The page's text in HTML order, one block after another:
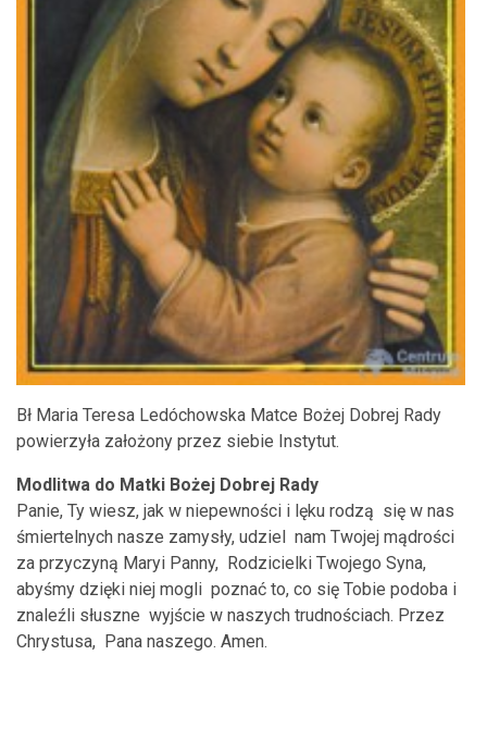
Bł Maria Teresa Ledóchowska Matce Bożej Dobrej Rady
powierzyła założony przez siebie Instytut.
Modlitwa do Matki Bożej Dobrej Rady
Panie, Ty wiesz, jak w niepewności i lęku rodzą się w nas
śmiertelnych nasze zamysły, udziel nam Twojej mądrości
za przyczyną Maryi Panny, Rodzicielki Twojego Syna,
abyśmy dzięki niej mogli poznać to, co się Tobie podoba i
znaleźli słuszne wyjście w naszych trudnościach. Przez
Chrystusa, Pana naszego. Amen.